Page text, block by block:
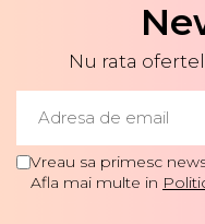
Nu rata
Vreau sa primesc
Afla mai multe in